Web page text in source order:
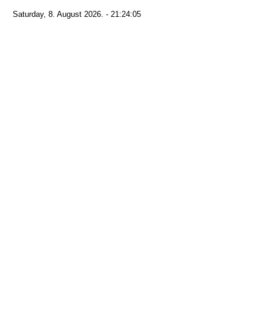
Saturday, 8. August 2026. - 21:24:05